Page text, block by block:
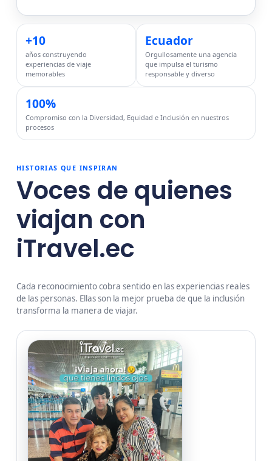
+10
años construyendo
experiencias de viaje
memorables
Ecuador
Orgullosamente una agencia
que impulsa el turismo
responsable y diverso
100%
Compromiso con la Diversidad, Equidad e Inclusión en nuestros
procesos
HISTORIAS QUE INSPIRAN
Voces de quienes
viajan con
iTravel.ec
Cada reconocimiento cobra sentido en las experiencias reales
de las personas. Ellas son la mejor prueba de que la inclusión
transforma la manera de viajar.